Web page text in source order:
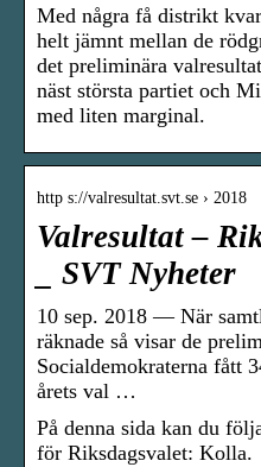
Med några få distrikt
helt jämnt mellan de
det preliminära
näst största partiet och
med liten marginal.
http s://valresultat.svt.se › 2018
Valresultat –
_ SVT Nyheter
10 sep. 2018 — När
räknade så visar de
Socialdemokraterna fått
årets val …
På denna sida kan du
för Riksdagsvalet: Kolla.